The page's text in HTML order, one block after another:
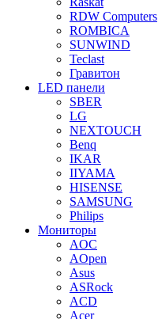
RDW Computers
ROMBICA
SUNWIND
Teclast
Гравитон
LED панели
SBER
LG
NEXTOUCH
Benq
IKAR
IIYAMA
HISENSE
SAMSUNG
Philips
Мониторы
AOC
AOpen
Asus
ASRock
ACD
Acer